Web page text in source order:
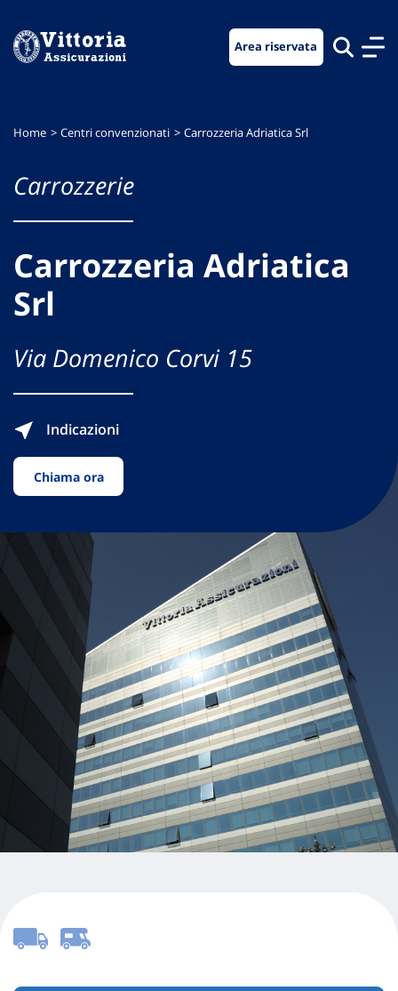
menu
contenuto
footer
Area riservata
Home Centri convenzionati Carrozzeria Adriatica Srl
Carrozzerie
Carrozzeria Adriatica
Srl
Via Domenico Corvi 15
Indicazioni
Chiama ora